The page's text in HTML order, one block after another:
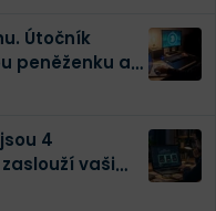
Útočník
peněženku a
4
vaši